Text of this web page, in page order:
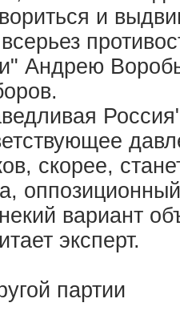
и
Андрею
Россия"
скорее,
вариант
эксперт.
партии